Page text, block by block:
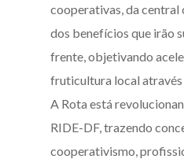
cooperativas, da
dos benefícios que irão
frente, objetivando
fruticultura local
A Rota está
RIDE-DF, trazendo
cooperativismo,